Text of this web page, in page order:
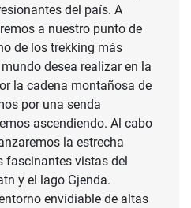
del país. A
a nuestro punto de
de los trekking más
desea realizar en la
la cadena montañosa de
por una senda
ascendiendo. Al cabo
la estrecha
fascinantes vistas del
y el lago Gjenda.
envidiable de altas